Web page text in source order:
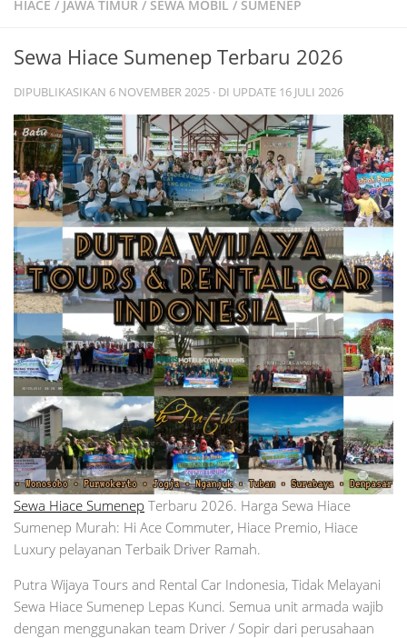
HIACE / JAWA TIMUR / SEWA MOBIL / SUMENEP
Sewa Hiace Sumenep Terbaru 2026
DIPUBLIKASIKAN 6 NOVEMBER 2025 · DI UPDATE 16 JULI 2026
Sewa Hiace Sumenep Terbaru 2026. Harga Sewa Hiace
Sumenep Murah: Hi Ace Commuter, Hiace Premio, Hiace
Luxury pelayanan Terbaik Driver Ramah.
Putra Wijaya Tours and Rental Car Indonesia, Tidak Melayani
Sewa Hiace Sumenep Lepas Kunci. Semua unit armada wajib
dengan menggunakan team Driver / Sopir dari perusahaan